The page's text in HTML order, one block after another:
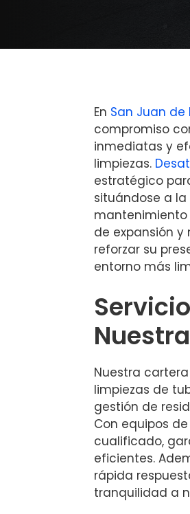
En San Juan de
compromiso
inmediatas y
limpiezas.
estratégico
situándose a
mantenimiento
de expansión
reforzar su
entorno más
Nuestra
limpiezas de
gestión de
Con equipos
cualificado,
eficientes.
rápida
tranquilidad a